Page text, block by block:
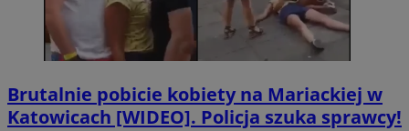
Brutalnie pobicie kobiety na Mariackiej w
Katowicach [WIDEO]. Policja szuka sprawcy!